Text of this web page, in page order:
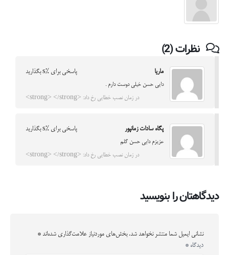
نظرات (2)
ماریا پاسخی برای %s بگذارید
دایی حسن خیلی دوست دارم .
در زمان نصب خطایی رخ داد: <strong> </strong>
پگاه سادات زمانپور پاسخی برای %s بگذارید
عزیزم دایی حسن گلم
در زمان نصب خطایی رخ داد: <strong> </strong>
دیدگاهتان را بنویسید
نشانی ایمیل شما منتشر نخواهد شد. بخش‌های موردنیاز علامت‌گذاری شده‌اند *
دیدگاه *